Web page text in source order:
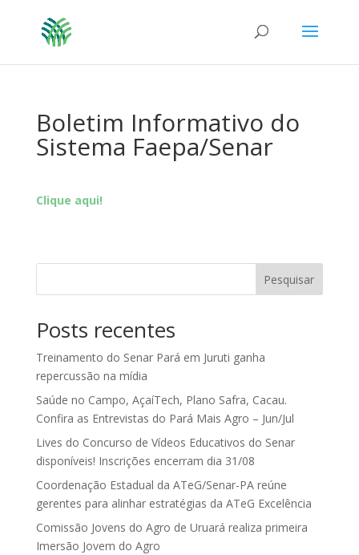
Boletim Informativo do
Sistema Faepa/Senar
Clique aqui!
Pesquisar
Posts recentes
Treinamento do Senar Pará em Juruti ganha
repercussão na mídia
Saúde no Campo, AçaíTech, Plano Safra, Cacau.
Confira as Entrevistas do Pará Mais Agro – Jun/Jul
Lives do Concurso de Vídeos Educativos do Senar
disponíveis! Inscrições encerram dia 31/08
Coordenação Estadual da ATeG/Senar-PA reúne
gerentes para alinhar estratégias da ATeG Excelência
Comissão Jovens do Agro de Uruará realiza primeira
Imersão Jovem do Agro